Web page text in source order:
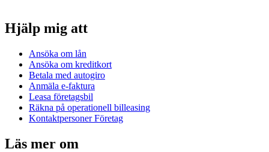
Hjälp mig att
Ansöka om lån
Ansöka om kreditkort
Betala med autogiro
Anmäla e-faktura
Leasa företagsbil
Räkna på operationell billeasing
Kontaktpersoner Företag
Läs mer om